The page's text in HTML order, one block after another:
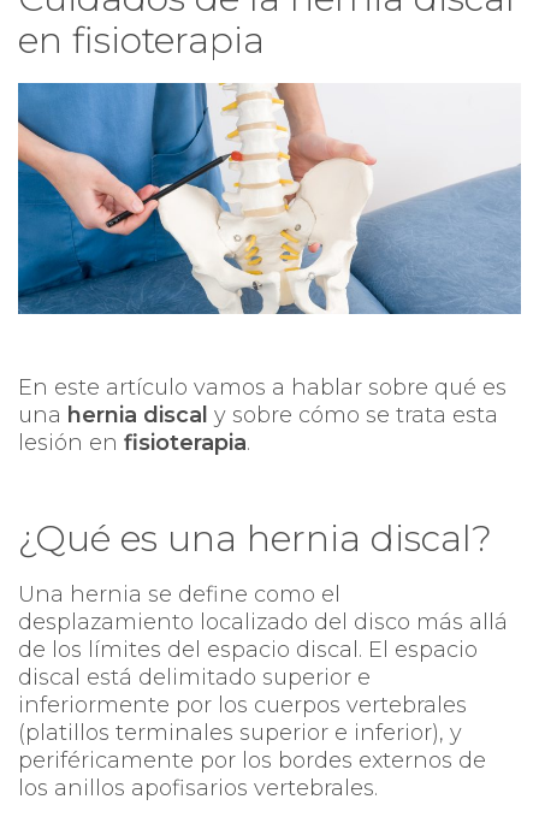
en fisioterapia
En este artículo vamos a hablar sobre qué es
una hernia discal y sobre cómo se trata esta
lesión en fisioterapia.
¿Qué es una hernia discal?
Una hernia se define como el
desplazamiento localizado del disco más allá
de los límites del espacio discal. El espacio
discal está delimitado superior e
inferiormente por los cuerpos vertebrales
(platillos terminales superior e inferior), y
periféricamente por los bordes externos de
los anillos apofisarios vertebrales.